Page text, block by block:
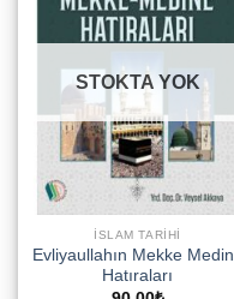
STOKTA YOK
İSLAM TARIHI
Evliyaullahın Mekke
Hatıraları